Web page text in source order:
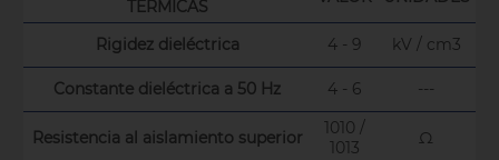
TÉRMICAS
Rigidez dieléctrica 4 - 9 kV / cm3
Constante dieléctrica a 50 Hz 4 - 6 ---
Resistencia al aislamiento superior
1010 /
1013
Ω